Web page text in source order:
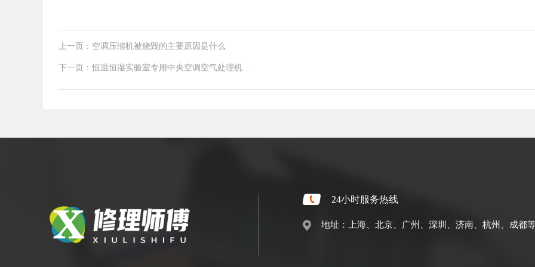
上一页：空调压缩机被烧毁的主要原因是什么
下一页：恒温恒湿实验室专用中央空调空气处理机的
24小时服务热线
地址：上海、北京、广州、深圳、济南、杭州、成都